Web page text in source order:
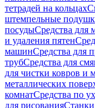
тетрадей на кольцах
штемпельные
посудыСредства для
и удаления пятен
машинСредства для
трубСредства для
для чистки ковров и
металлических
комнатСредства по
для рисования